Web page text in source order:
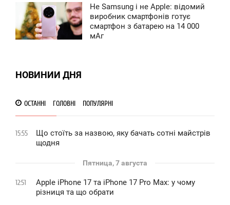
Не Samsung і не Apple: відомий
виробник смартфонів готує
смартфон з батарею на 14 000
мАг
НОВИНИИ ДНЯ
ОСТАННІ ГОЛОВНІ ПОПУЛЯРНІ
15:55
Що стоїть за назвою, яку бачать сотні майстрів
щодня
Пятница, 7 августа
12:51
Apple iPhone 17 та iPhone 17 Pro Max: у чому
різниця та що обрати